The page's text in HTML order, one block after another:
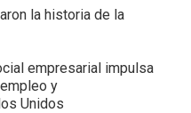
la historia de la
empresarial impulsa
y
Unidos